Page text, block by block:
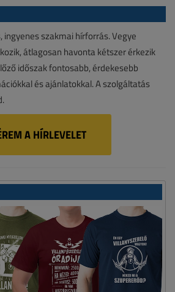
ingyenes szakmai hírforrás. Vegye
átlagosan havonta kétszer érkezik
időszak fontosabb, érdekesebb
és ajánlatokkal. A szolgáltatás
A HÍRLEVELET